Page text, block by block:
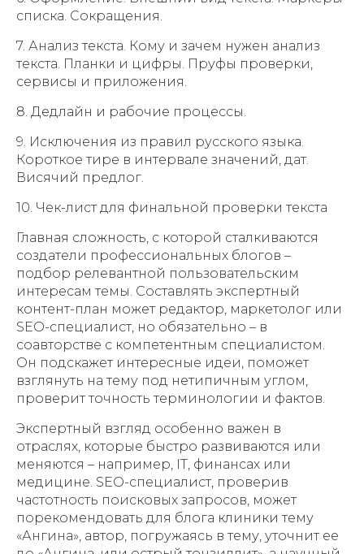
списка. Сокращения.
7. Анализ текста. Кому и зачем нужен анализ
текста. Планки и цифры. Пруфы проверки,
сервисы и приложения.
8. Дедлайн и рабочие процессы.
9. Исключения из правил русского языка.
Короткое тире в интервале значений, дат.
Висячий предлог.
10. Чек-лист для финальной проверки текста
Главная сложность, с которой сталкиваются
создатели профессиональных блогов –
подбор релевантной пользовательским
интересам темы. Составлять экспертный
контент-план может редактор, маркетолог или
SEO-специалист, но обязательно – в
соавторстве с компетентным специалистом.
Он подскажет интересные идеи, поможет
взглянуть на тему под нетипичным углом,
проверит точность терминологии и фактов.
Экспертный взгляд особенно важен в
отраслях, которые быстро развиваются или
меняются – например, IT, финансах или
медицине. SEO-специалист, проверив
частотность поисковых запросов, может
порекомендовать для блога клиники тему
«Ангина», автор, погружаясь в тему, уточнит ее